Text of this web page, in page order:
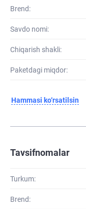
Brend:
Savdo nomi:
Chiqarish shakli:
Paketdagi miqdor:
Hammasi ko‘rsatilsin
Tavsifnomalar
Turkum:
Brend: